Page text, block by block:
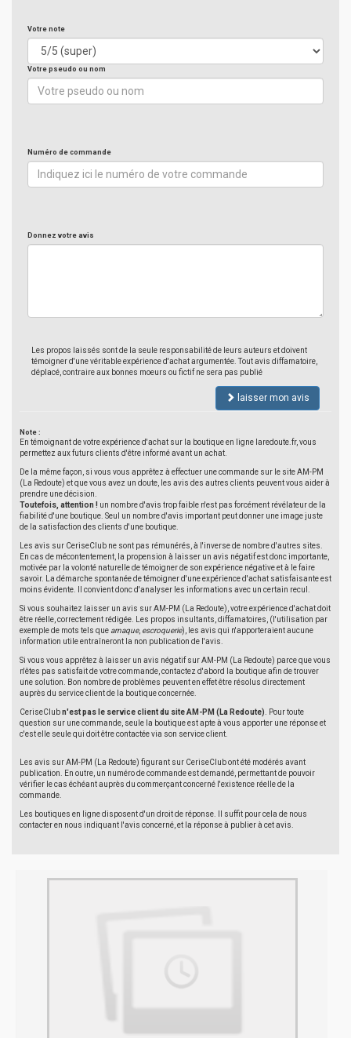
Votre note
Votre pseudo ou nom
Numéro de commande
Donnez votre avis
Les propos laissés sont de la seule responsabilité de leurs auteurs et doivent
témoigner d'une véritable expérience d'achat argumentée. Tout avis diffamatoire,
déplacé, contraire aux bonnes moeurs ou fictif ne sera pas publié
laisser mon avis
Note :
En témoignant de votre expérience d'achat sur la boutique en ligne laredoute.fr, vous
permettez aux futurs clients d'être informé avant un achat.
De la même façon, si vous vous apprêtez à effectuer une commande sur le site AM-PM
(La Redoute) et que vous avez un doute, les avis des autres clients peuvent vous aider à
prendre une décision.
Toutefois, attention ! un nombre d'avis trop faible n'est pas forcément révélateur de la
fiabilité d'une boutique. Seul un nombre d'avis important peut donner une image juste
de la satisfaction des clients d'une boutique.
Les avis sur CeriseClub ne sont pas rémunérés, à l'inverse de nombre d'autres sites.
En cas de mécontentement, la propension à laisser un avis négatif est donc importante,
motivée par la volonté naturelle de témoigner de son expérience négative et à le faire
savoir. La démarche spontanée de témoigner d'une expérience d'achat satisfaisante est
moins évidente. Il convient donc d'analyser les informations avec un certain recul.
Si vous souhaitez laisser un avis sur AM-PM (La Redoute), votre expérience d'achat doit
être réelle, correctement rédigée. Les propos insultants, diffamatoires, (l'utilisation par
exemple de mots tels que arnaque, escroquerie), les avis qui n'apporteraient aucune
information utile entraîneront la non publication de l'avis.
Si vous vous apprêtez à laisser un avis négatif sur AM-PM (La Redoute) parce que vous
n'êtes pas satisfait de votre commande, contactez d'abord la boutique afin de trouver
une solution. Bon nombre de problèmes peuvent en effet être résolus directement
auprès du service client de la boutique concernée.
CeriseClubn'est pas le service client du site AM-PM (La Redoute) . Pour toute
question sur une commande, seule la boutique est apte à vous apporter une réponse et
c'est elle seule qui doit être contactée via son service client.
Les avis sur AM-PM (La Redoute) figurant sur CeriseClub ont été modérés avant
publication. En outre, un numéro de commande est demandé, permettant de pouvoir
vérifier le cas échéant auprès du commerçant concerné l'existence réelle de la
commande.
Les boutiques en ligne disposent d'un droit de réponse. Il suffit pour cela de nous
contacter en nous indiquant l'avis concerné, et la réponse à publier à cet avis.